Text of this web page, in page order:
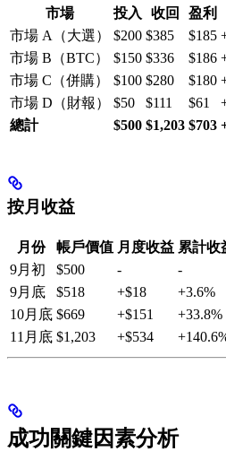
市場 投入 收回 盈利
市場 A（大選）
$200 $385 $185
市場 B（BTC）
$150 $336 $186
市場 C（併購）
$100 $280 $180
市場 D（財報）
$50 $111 $61
總計
$500 $1,203 $703
按月收益
月份 帳戶價值 月度收益 累計收
9月初
$500 -
-
9月底
$518 +$18
+3.6%
10月底 $669 +$151
+33.8%
11月底 $1,203 +$534
成功關鍵因素分析